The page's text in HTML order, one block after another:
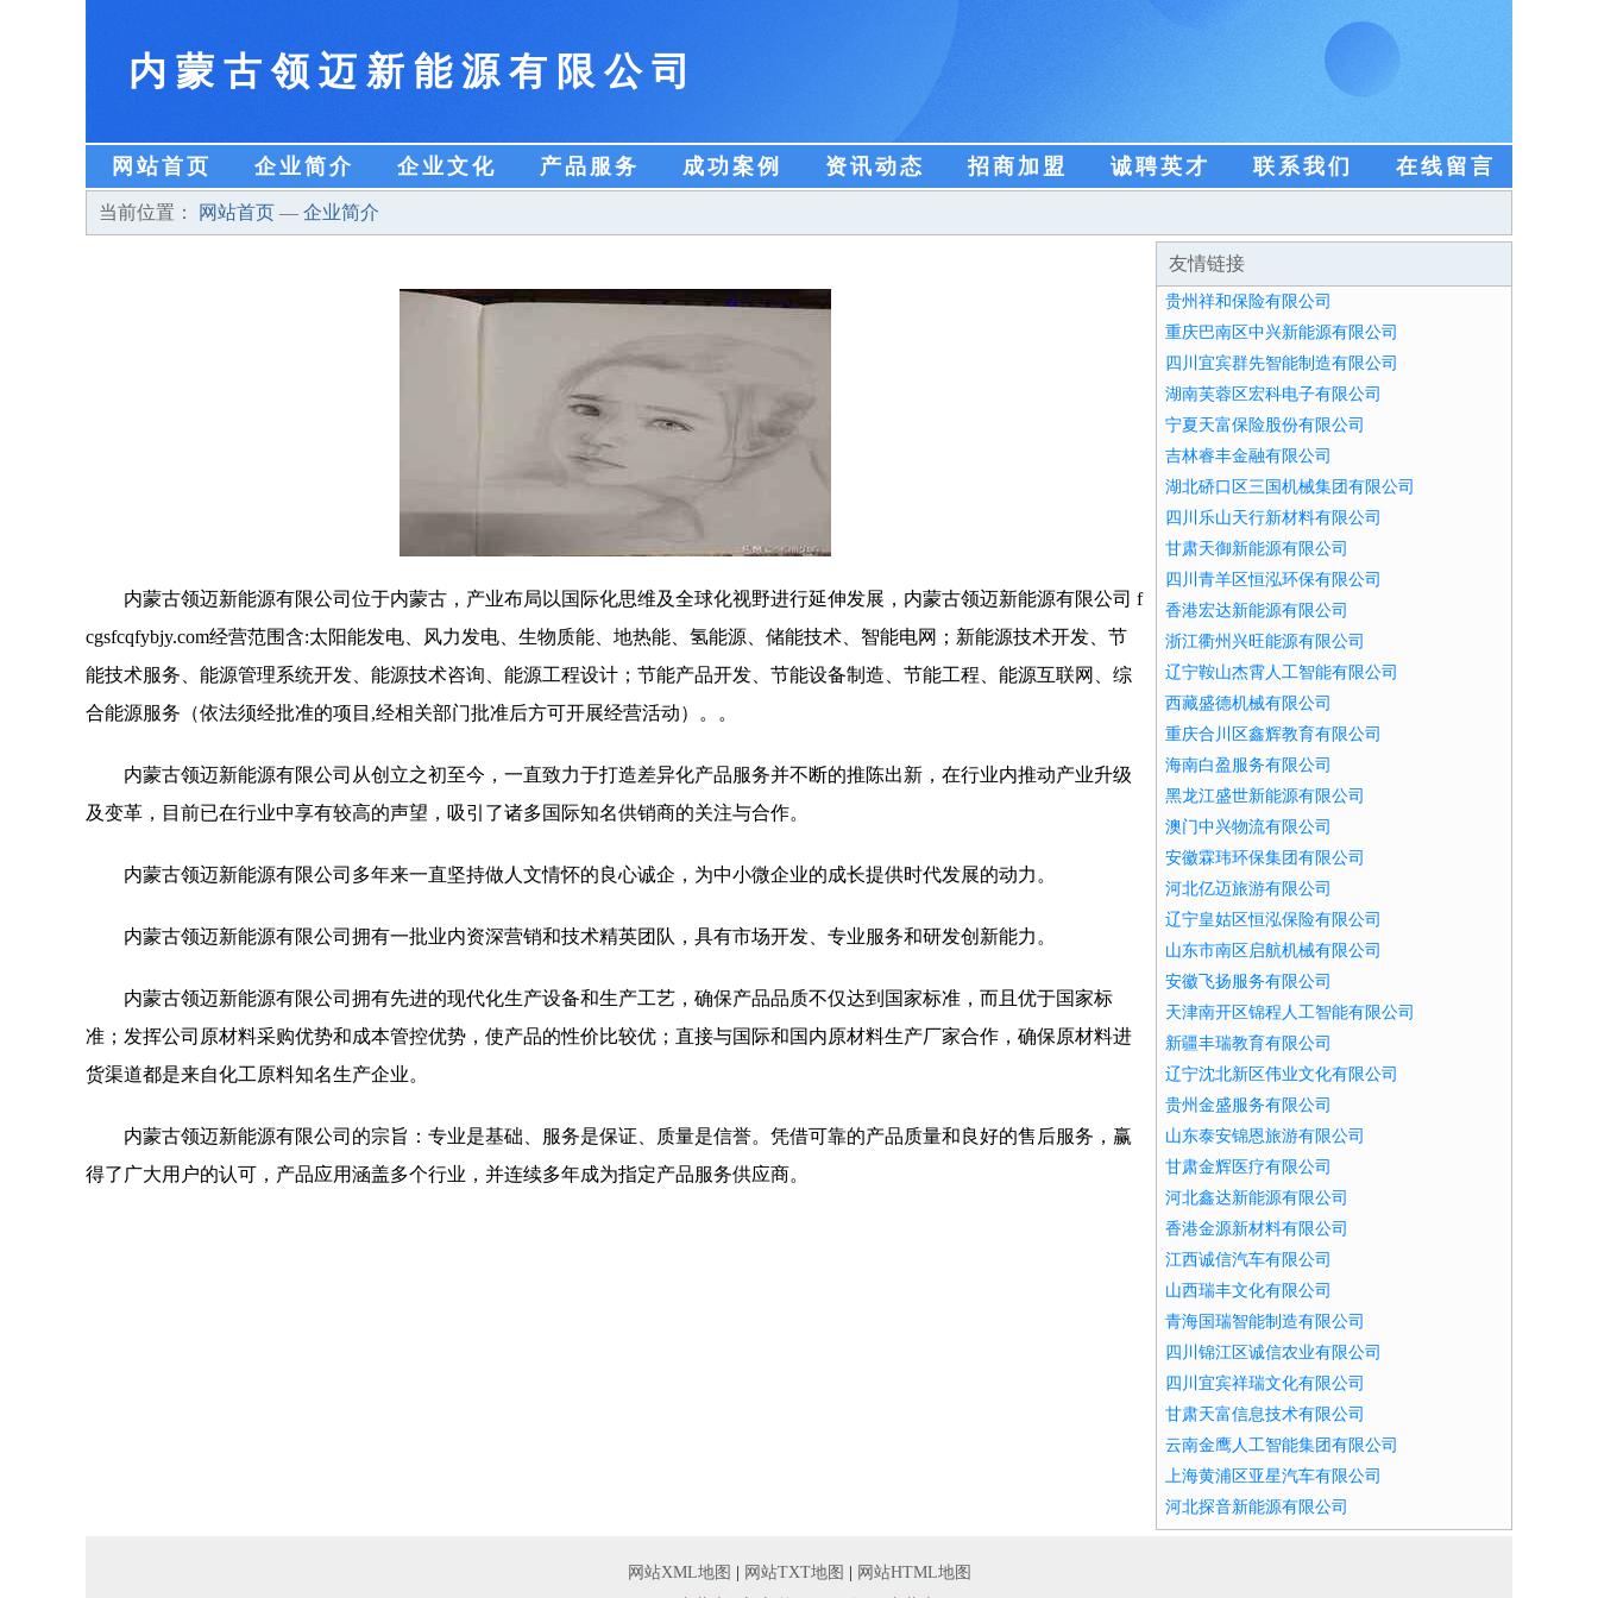
内蒙古领迈新能源有限公司
网站首页 企业简介 企业文化 产品服务 成功案例 资讯动态 招商加盟 诚聘英才 联系我们 在线留言
当前位置： 网站首页 — 企业简介
内蒙古领迈新能源有限公司位于内蒙古，产业布局以国际化思维及全球化视野进行延伸发展，内蒙古领迈新能源有限公司 f
cgsfcqfybjy.com经营范围含:太阳能发电、风力发电、生物质能、地热能、氢能源、储能技术、智能电网；新能源技术开发、节
能技术服务、能源管理系统开发、能源技术咨询、能源工程设计；节能产品开发、节能设备制造、节能工程、能源互联网、综
合能源服务（依法须经批准的项目,经相关部门批准后方可开展经营活动）。。
内蒙古领迈新能源有限公司从创立之初至今，一直致力于打造差异化产品服务并不断的推陈出新，在行业内推动产业升级
及变革，目前已在行业中享有较高的声望，吸引了诸多国际知名供销商的关注与合作。
内蒙古领迈新能源有限公司多年来一直坚持做人文情怀的良心诚企，为中小微企业的成长提供时代发展的动力。
内蒙古领迈新能源有限公司拥有一批业内资深营销和技术精英团队，具有市场开发、专业服务和研发创新能力。
内蒙古领迈新能源有限公司拥有先进的现代化生产设备和生产工艺，确保产品品质不仅达到国家标准，而且优于国家标
准；发挥公司原材料采购优势和成本管控优势，使产品的性价比较优；直接与国际和国内原材料生产厂家合作，确保原材料进
货渠道都是来自化工原料知名生产企业。
内蒙古领迈新能源有限公司的宗旨：专业是基础、服务是保证、质量是信誉。凭借可靠的产品质量和良好的售后服务，赢
得了广大用户的认可，产品应用涵盖多个行业，并连续多年成为指定产品服务供应商。
友情链接
贵州祥和保险有限公司
重庆巴南区中兴新能源有限公司
四川宜宾群先智能制造有限公司
湖南芙蓉区宏科电子有限公司
宁夏天富保险股份有限公司
吉林睿丰金融有限公司
湖北硚口区三国机械集团有限公司
四川乐山天行新材料有限公司
甘肃天御新能源有限公司
四川青羊区恒泓环保有限公司
香港宏达新能源有限公司
浙江衢州兴旺能源有限公司
辽宁鞍山杰霄人工智能有限公司
西藏盛德机械有限公司
重庆合川区鑫辉教育有限公司
海南白盈服务有限公司
黑龙江盛世新能源有限公司
澳门中兴物流有限公司
安徽霖玮环保集团有限公司
河北亿迈旅游有限公司
辽宁皇姑区恒泓保险有限公司
山东市南区启航机械有限公司
安徽飞扬服务有限公司
天津南开区锦程人工智能有限公司
新疆丰瑞教育有限公司
辽宁沈北新区伟业文化有限公司
贵州金盛服务有限公司
山东泰安锦恩旅游有限公司
甘肃金辉医疗有限公司
河北鑫达新能源有限公司
香港金源新材料有限公司
江西诚信汽车有限公司
山西瑞丰文化有限公司
青海国瑞智能制造有限公司
四川锦江区诚信农业有限公司
四川宜宾祥瑞文化有限公司
甘肃天富信息技术有限公司
云南金鹰人工智能集团有限公司
上海黄浦区亚星汽车有限公司
河北探音新能源有限公司
网站XML地图 网站TXT地图
网站HTML地图